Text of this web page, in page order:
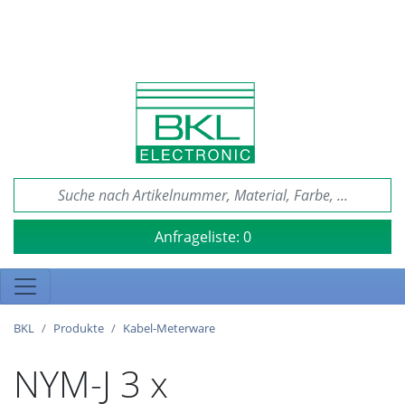
Anfrageliste: 0
BKL Produkte Kabel-Meterware
NYM-J 3 x